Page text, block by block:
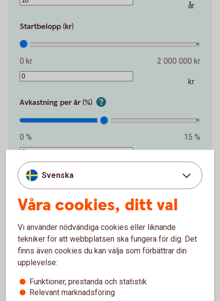
år
Startbelopp (kr)
0 kr 2 000 000 kr
kr
Avkastning per år (%)
0 % 15 %
Förväntat sparbelopp om 10 år
172 019 kr
avkastning är +52 019 kr.
Logga in och börja månadsspara
Inte kund än?Blikund
Svenska
Våra cookies, ditt val
Vi använder nödvändiga cookies eller liknande
tekniker för att webbplatsen ska fungera för dig. Det
finns även cookies du kan välja som förbättrar din
upplevelse:
Funktioner, prestanda och statistik
Relevant marknadsföring